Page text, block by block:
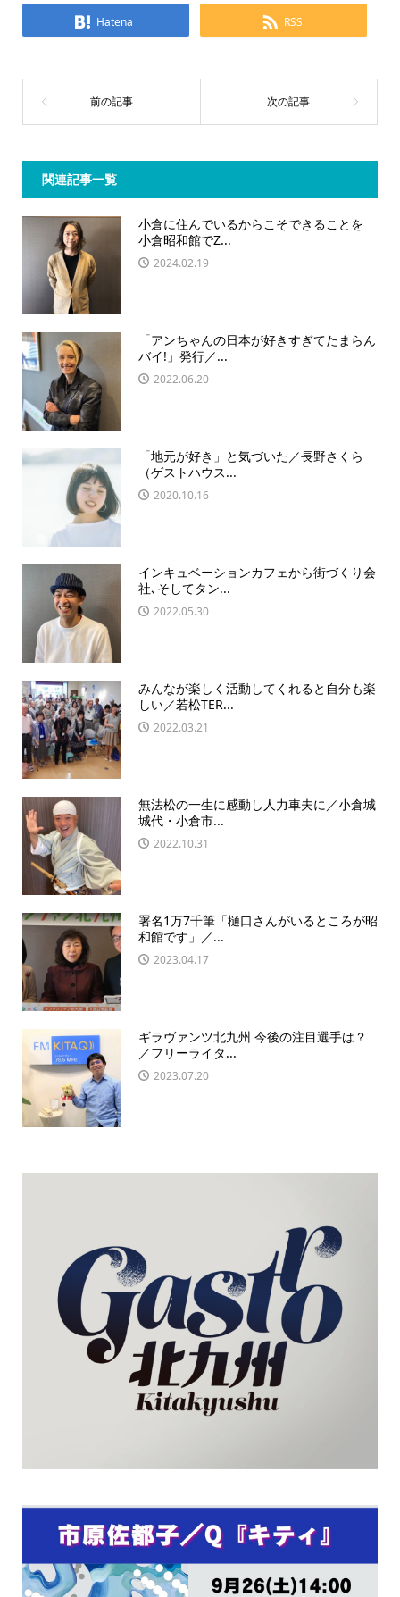
Hatena RSS
関連記事一覧
小倉に住んでいるからこそできることを
小倉昭和館でZ...
2024.02.19
「アンちゃんの日本が好きすぎてたまらん
バイ!」発行／...
2022.06.20
「地元が好き」と気づいた／長野さくら
（ゲストハウス...
2020.10.16
インキュベーションカフェから街づくり会
社､そしてタン...
2022.05.30
みんなが楽しく活動してくれると自分も楽
しい／若松TER...
2022.03.21
無法松の一生に感動し人力車夫に／小倉城
城代・小倉市...
2022.10.31
署名1万7千筆「樋口さんがいるところが昭
和館です」／...
2023.04.17
ギラヴァンツ北九州 今後の注目選手は？
／フリーライタ...
2023.07.20